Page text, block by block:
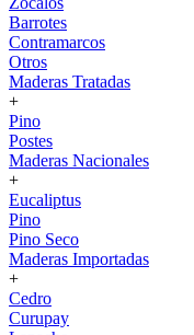
Barrotes
Contramarcos
Otros
Maderas Tratadas
+
Pino
Postes
Maderas Nacionales
+
Eucaliptus
Pino
Pino Seco
Maderas Importadas
+
Cedro
Curupay